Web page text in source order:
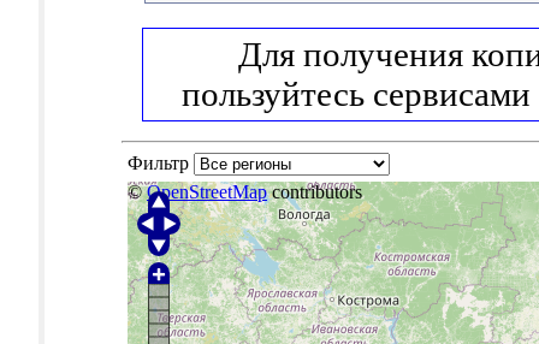
Для получения
пользуйтесь сервисами
Фильтр
©OpenStreetMapcontributors